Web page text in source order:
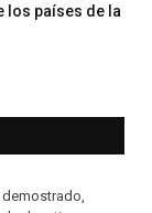
los países de la